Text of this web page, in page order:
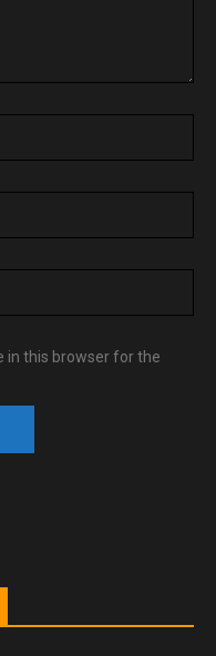
in this browser for the